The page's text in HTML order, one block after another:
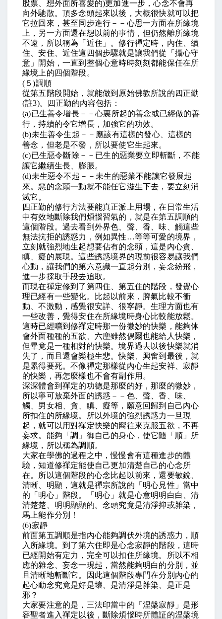
股票、想外面所喜愛的)更加進一步，心念不會再
向外馳散。頂多念頭起來以後，大概很快就可以把
它拉回來，甚至同步進行－－心思一方面在所緣境
上，另一方面還在想以前的事情，但仍然離所緣境
不遠，所以稱為「近住」。修行禪定時，內住、續
住、安住、近住這四個步驟就是讓我們從「攝心守
意」開始，一直到整個心意時時刻刻都能保任在所
緣境上的四個階段。
( ５)調順
從第五階段開始，就能做到原始佛教所說的四正勤
(註3)。四正勤的內容包括：
(a)已生善令增長－－心裏所起的善念或已經做的善
行，持續的令它增長，加強它的功效。
(b)未生善令生起－－應該有這樣的發心、這樣的
善念，但老是不發，所以要使它生起來。
(c)已生惡令斷除－－已生的惡業要立即斬斷，不能
讓它繼續生長、膨脹。
(d)未生惡令不起－－未生的惡業不能讓它發展起
來。惡的念頭一動就不能任它滋生下去，要立刻消
滅它。
四正勤的修行方法要能真正派上用場，在日常生活
中有效地斷除我們煩惱習氣的，就是在第五調順的
這個階段。過去看到外界色、聲、香、味、觸這些
無法抗拒的誘惑力，例如異性…等等可愛的境界，
立刻就強烈地生起想要佔有的念頭，這是內心貪、
瞋、癡的展現。這些誘惑境界的現前很容易讓我們
心動，讓我們的第六意識一直起分別，妄念紛飛，
進一步採取手段去追取。
而現在禪定修到了第四住、第五住的階段，發覺心
理已經有一些變化。比起以前來，脾氣比較不衝
動、不激動，感覺很安詳、很寧靜。生理方面也有
一些改善，覺得安住在所緣境時身心比較能放鬆。
這時已經嚐到修禪定時那一份微妙的快樂，能夠体
會外面種種的五欲、六塵雖然偶爾也能給人快樂，
但畢竟是一種相對的快樂。境界過去以後快樂就消
失了，而且還會樂極生悲。快樂、興奮到最後，就
是累得要死。不像禪定那樣從內心生起安祥、寂靜
的快樂，再怎麼樣也不會有副作用。
深深體會到禪定的功德是那麼的好，那麼的微妙，
所以寧可放棄外面的誘惑－－色、聲、香、味、
觸、男女相、貪、瞋、癡等，願意回歸到自己內心
所扣住的所緣境。所以外境的強烈誘惑力一旦現
起，就可以用對禪定快樂的嚮往來克服五欲，不再
妄求。能夠「調」御自己的身心，使它隨「順」所
緣境，所以稱為調順。
大家在學佛的過程之中，慢慢會有這種進步的體
驗，知道修禪定能使自己更加清楚自己的心念所
在。所以這個階段的心念比起以前來，還要敏銳、
清晰、明顯，這就是禪宗所說的「明心見性」當中
的「明心」階段。「明心」就是心意明明白白、清
清楚楚、明明顯顯的。念頭究竟是清淨抑或雜染，
馬上能作分別！
(6)寂靜
前面第五調順是指內心能夠調伏外境的誘惑力，順
入所緣境。到了第六住即是心念寂靜的階段，這時
已經開始有定力，完全可以扣住所緣境。所以不相
應的雜念、妄念一現起，當然能夠明白的分別，並
且清晰地斬斷它。因此這個階段專門在分別內心的
起心動念究竟是好是壞、是清淨是雜染、是正是
邪？
大家要注意的是，三法印當中的「涅槃寂靜」是形
容聖者進入禪定以後，斷除煩惱時所體証的涅槃境